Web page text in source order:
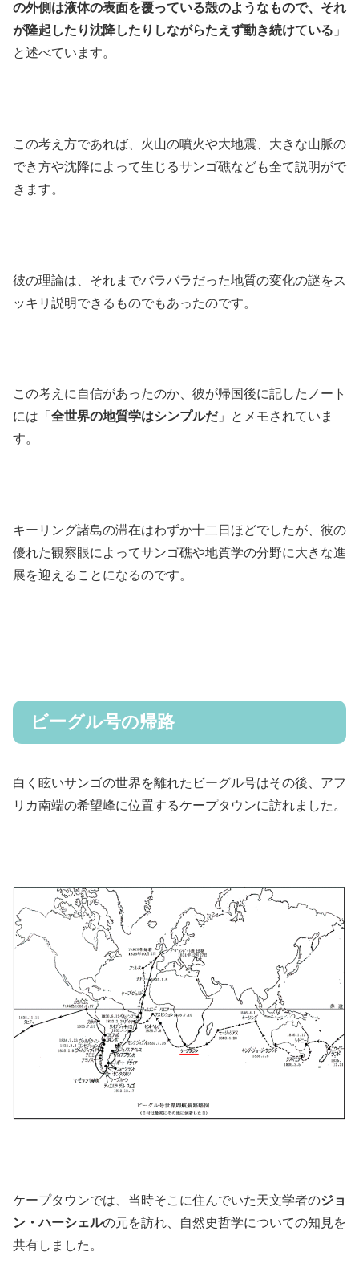
の外側は液体の表面を覆っている殻のようなもので、それ
が隆起したり沈降したりしながらたえず動き続けている 」
と述べています。
この考え方であれば、火山の噴火や大地震、大きな山脈の
でき方や沈降によって生じるサンゴ礁なども全て説明がで
きます。
彼の理論は、それまでバラバラだった地質の変化の謎をス
ッキリ説明できるものでもあったのです。
この考えに自信があったのか、彼が帰国後に記したノート
には「 全世界の地質学はシンプルだ」とメモされていま
す。
キーリング諸島の滞在はわずか十二日ほどでしたが、彼の
優れた観察眼によってサンゴ礁や地質学の分野に大きな進
展を迎えることになるのです。
ビーグル号の帰路
白く眩いサンゴの世界を離れたビーグル号はその後、アフ
リカ南端の希望峰に位置するケープタウンに訪れました。
ケープタウンでは、当時そこに住んでいた天文学者のジョ
ン・ハーシェルの元を訪れ、自然史哲学についての知見を
共有しました。